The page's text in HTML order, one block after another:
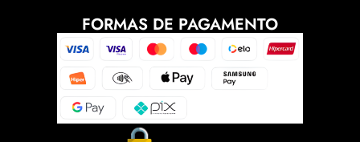
FORMAS DE PAGAMENTO